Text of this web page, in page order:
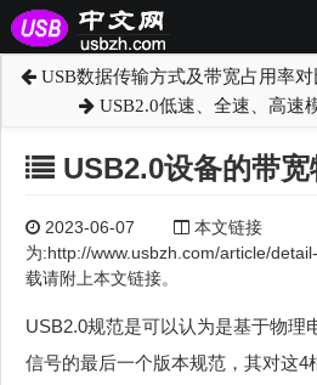
USB数据传输方式及带宽占用率对
USB2.0低速、全速、高速
USB2.0设备的带宽
2023-06-07
本文链接
为:http://www.usbzh.com/article/
载请附上本文链接。
USB2.0规范是可以认为是基于物理
信号的最后一个版本规范，其对这4